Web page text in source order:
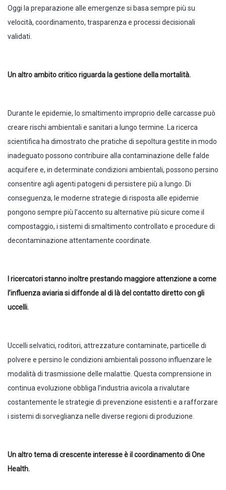
Oggi la preparazione alle emergenze si basa sempre più su
velocità, coordinamento, trasparenza e processi decisionali
validati.
Un altro ambito critico riguarda la gestione della mortalità.
Durante le epidemie, lo smaltimento improprio delle carcasse può
creare rischi ambientali e sanitari a lungo termine. La ricerca
scientifica ha dimostrato che pratiche di sepoltura gestite in modo
inadeguato possono contribuire alla contaminazione delle falde
acquifere e, in determinate condizioni ambientali, possono persino
consentire agli agenti patogeni di persistere più a lungo. Di
conseguenza, le moderne strategie di risposta alle epidemie
pongono sempre più l’accento su alternative più sicure come il
compostaggio, i sistemi di smaltimento controllato e procedure di
decontaminazione attentamente coordinate.
I ricercatori stanno inoltre prestando maggiore attenzione a come
l’influenza aviaria si diffonde al di là del contatto diretto con gli
uccelli.
Uccelli selvatici, roditori, attrezzature contaminate, particelle di
polvere e persino le condizioni ambientali possono influenzare le
modalità di trasmissione delle malattie. Questa comprensione in
continua evoluzione obbliga l’industria avicola a rivalutare
costantemente le strategie di prevenzione esistenti e a rafforzare
i sistemi di sorveglianza nelle diverse regioni di produzione.
Un altro tema di crescente interesse è il coordinamento di One
Health.